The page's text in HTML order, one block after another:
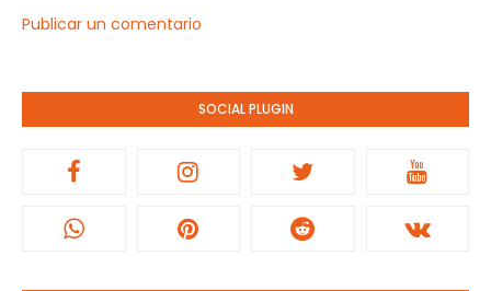
Publicar un comentario
SOCIAL PLUGIN